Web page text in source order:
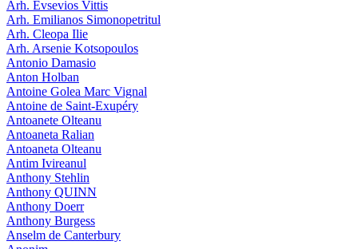
Arh. Evsevios Vittis
Arh. Emilianos Simonopetritul
Arh. Cleopa Ilie
Arh. Arsenie Kotsopoulos
Antonio Damasio
Anton Holban
Antoine Golea Marc Vignal
Antoine de Saint-Exupéry
Antoanete Olteanu
Antoaneta Ralian
Antoaneta Olteanu
Antim Ivireanul
Anthony Stehlin
Anthony QUINN
Anthony Doerr
Anthony Burgess
Anselm de Canterbury